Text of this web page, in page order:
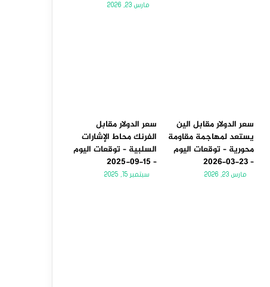
مارس 23, 2026
سعر الدولار مقابل الين
يستعد لمهاجمة مقاومة
محورية – توقعات اليوم
– 23-03-2026
مارس 23, 2026
سعر الدولار مقابل
الفرنك محاط الإشارات
السلبية – توقعات اليوم
– 15-09-2025
سبتمبر 15, 2025